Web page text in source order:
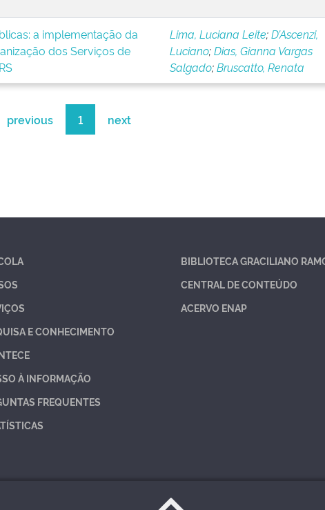
a implementação da
dos Serviços de
Lima, Luciana Leite;D’Ascenzi,
Luciano;Dias, Gianna Vargas
Salgado;Bruscatto, Renata
previous 1 next
E CONHECIMENTO
À INFORMAÇÃO
FREQUENTES
BIBLIOTECA GRACILIANO
CENTRAL DE CONTEÚDO
ACERVO ENAP